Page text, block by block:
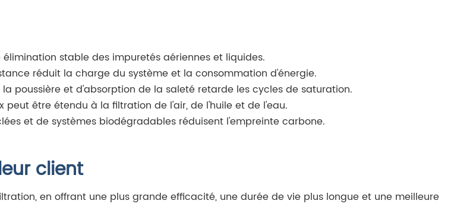
stable des impuretés aériennes et liquides.
réduit la charge du système et la consommation d'énergie.
poussière et d'absorption de la saleté retarde les cycles de saturation.
être étendu à la filtration de l'air, de l'huile et de l'eau.
et de systèmes biodégradables réduisent l'empreinte carbone.
client
en offrant une plus grande efficacité, une durée de vie plus longue et une meilleure